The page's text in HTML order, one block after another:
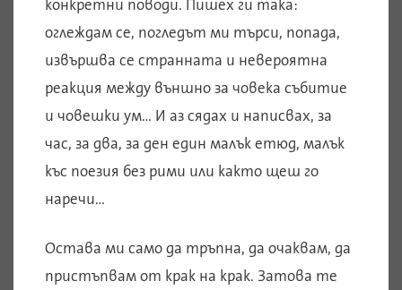
конкретни поводи. Пишех ги така:
оглеждам се, погледът ми търси, попада,
извършва се странната и невероятна
реакция между външно за човека събитие
и човешки ум… И аз сядах и написвах, за
час, за два, за ден един малък етюд, малък
къс поезия без рими или както щеш го
наречи…
Остава ми само да тръпна, да очаквам, да
пристъпвам от крак на крак. Затова те